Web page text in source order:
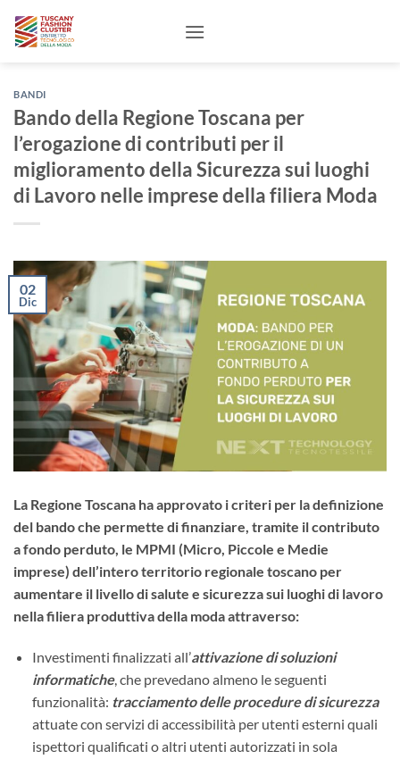
BANDI
Bando della Regione Toscana per
l’erogazione di contributi per il
miglioramento della Sicurezza sui luoghi
di Lavoro nelle imprese della filiera Moda
02
Dic
La Regione Toscana ha approvato i criteri per la definizione
del bando che permette di finanziare, tramite il contributo
a fondo perduto, le MPMI (Micro, Piccole e Medie
imprese) dell’intero territorio regionale toscano per
aumentare il livello di salute e sicurezza sui luoghi di lavoro
nella filiera produttiva della moda attraverso:
Investimenti finalizzati all’attivazione di soluzioni
informatiche, che prevedano almeno le seguenti
funzionalità: tracciamento delle procedure di sicurezza
attuate con servizi di accessibilità per utenti esterni quali
ispettori qualificati o altri utenti autorizzati in sola